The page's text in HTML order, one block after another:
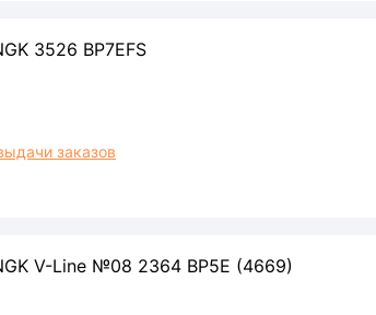
3526 BP7EFS
заказов
V-Line №08 2364 BP5E (4669)